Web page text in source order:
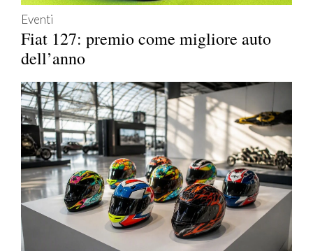
Eventi
Fiat 127: premio come migliore auto
dell’anno